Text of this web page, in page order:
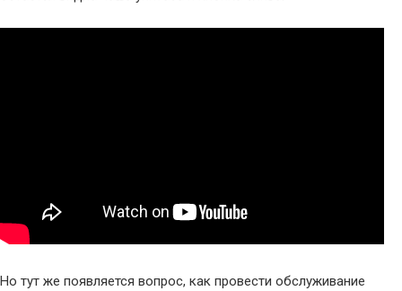
Но тут же появляется вопрос, как провести обслуживание